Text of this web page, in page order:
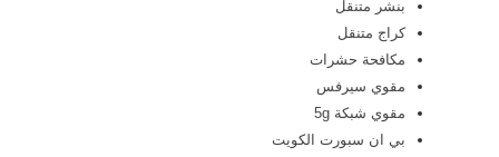
بنشر متنقل
كراج متنقل
مكافحة حشرات
مقوي سيرفس
مقوي شبكة 5g
بي ان سبورت الكويت